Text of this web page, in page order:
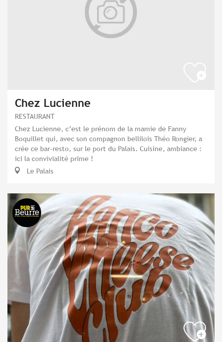
Chez Lucienne
RESTAURANT
Chez Lucienne, c’est le prénom de la mamie de Fanny
Boquillet qui, avec son compagnon bellilois Théo Rongier, a
crée ce bar-resto, sur le port du Palais. Cuisine, ambiance :
ici la convivialité prime !
Le Palais